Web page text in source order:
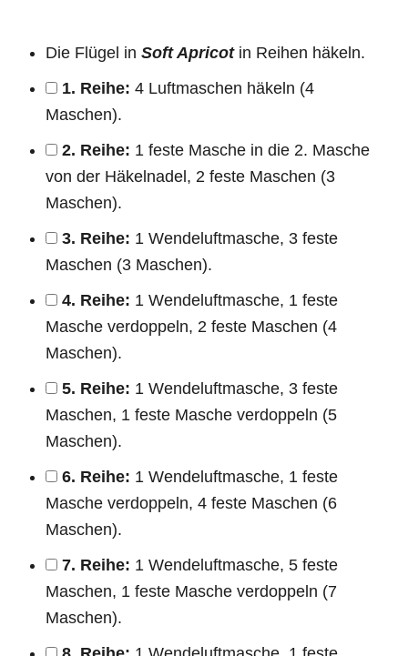
Die Flügel in Soft Apricotin Reihen häkeln.
1. Reihe: 4 Luftmaschen häkeln (4
Maschen).
2. Reihe: 1 feste Masche in die 2. Masche
von der Häkelnadel, 2 feste Maschen (3
Maschen).
3. Reihe: 1 Wendeluftmasche, 3 feste
Maschen (3 Maschen).
4. Reihe: 1 Wendeluftmasche, 1 feste
Masche verdoppeln, 2 feste Maschen (4
Maschen).
5. Reihe: 1 Wendeluftmasche, 3 feste
Maschen, 1 feste Masche verdoppeln (5
Maschen).
6. Reihe: 1 Wendeluftmasche, 1 feste
Masche verdoppeln, 4 feste Maschen (6
Maschen).
7. Reihe: 1 Wendeluftmasche, 5 feste
Maschen, 1 feste Masche verdoppeln (7
Maschen).